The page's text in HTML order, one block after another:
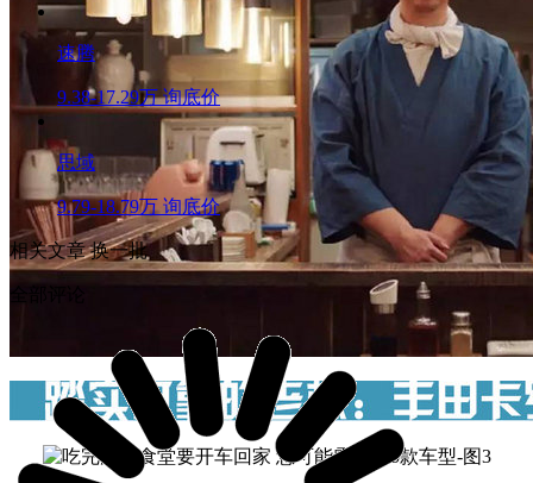
速腾
9.38-17.29万 询底价
思域
9.79-18.79万 询底价
相关文章换一批